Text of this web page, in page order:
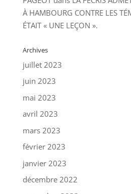
À HAMBOURG CONTRE LES
ÉTAIT « UNE LEÇON ».
Archives
juillet 2023
juin 2023
mai 2023
avril 2023
mars 2023
février 2023
janvier 2023
décembre 2022